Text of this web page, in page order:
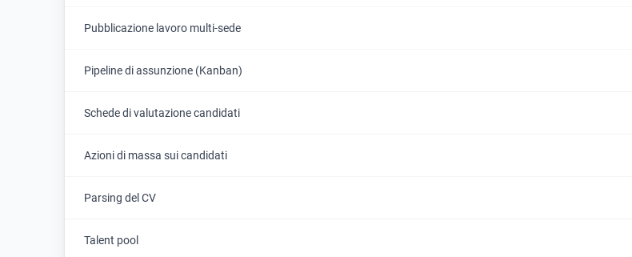
Pubblicazione lavoro multi-sede
Pipeline di assunzione (Kanban)
Schede di valutazione candidati
Azioni di massa sui candidati
Parsing del CV
Talent pool